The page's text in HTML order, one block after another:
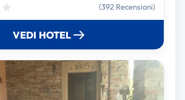
(392 Recensioni)
VEDI HOTEL